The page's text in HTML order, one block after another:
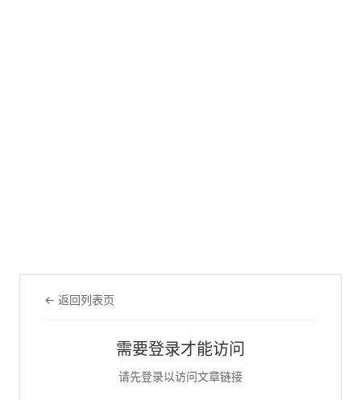
← 返回列表页
需要登录才能访问
请先登录以访问文章链接